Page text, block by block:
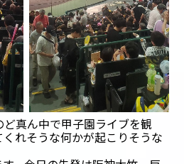
真ん中で甲子園ライブを観
れそうな何かが起こりそうな